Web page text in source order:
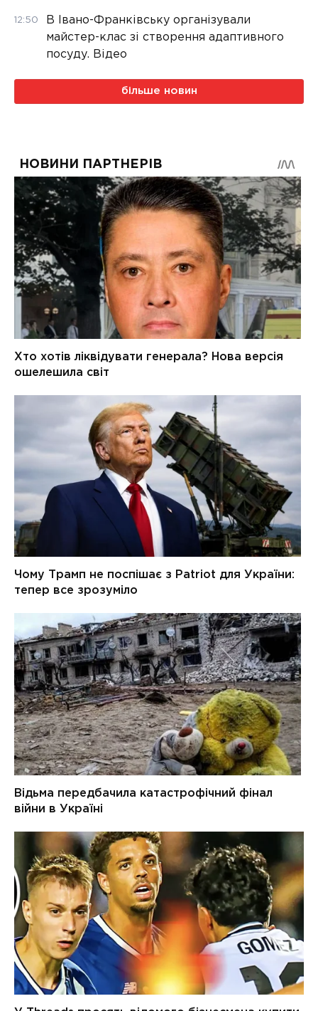
12:50
В Івано-Франківську організували
майстер-клас зі створення адаптивного
посуду. Відео
більше новин